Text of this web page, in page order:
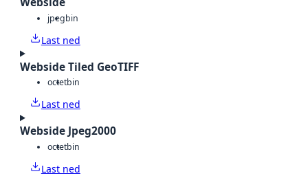
jpegbin
Last ned
Webside Tiled GeoTIFF
octetbin
Last ned
Webside Jpeg2000
octetbin
Last ned